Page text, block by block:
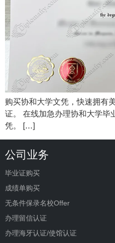
购买协和大学文凭，快速拥有
证。 在线加急办理协和大学毕
凭。 […]
公司业务
毕业证购买
成绩单购买
无条件保录名校Offer
办理留信认证
办理海牙认证/使馆认证